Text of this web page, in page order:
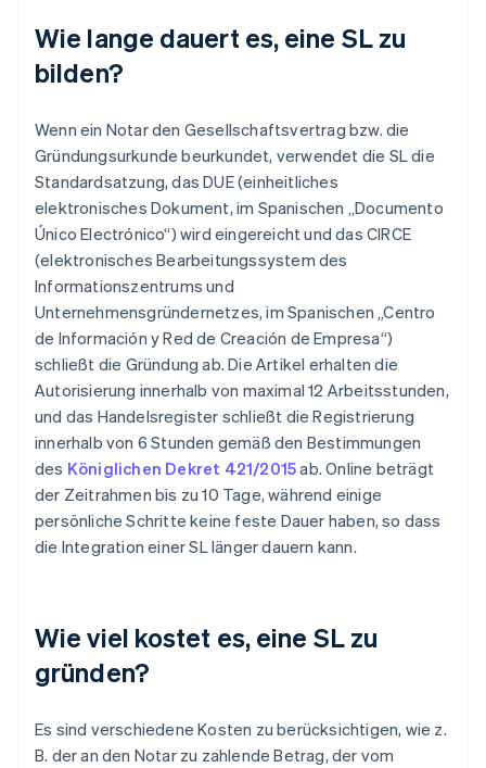
Wie lange dauert es, eine SL zu
bilden?
Wenn ein Notar den Gesellschaftsvertrag bzw. die
Gründungsurkunde beurkundet, verwendet die SL die
Standardsatzung, das DUE (einheitliches
elektronisches Dokument, im Spanischen „Documento
Único Electrónico“) wird eingereicht und das CIRCE
(elektronisches Bearbeitungssystem des
Informationszentrums und
Unternehmensgründernetzes, im Spanischen „Centro
de Información y Red de Creación de Empresa“)
schließt die Gründung ab. Die Artikel erhalten die
Autorisierung innerhalb von maximal 12 Arbeitsstunden,
und das Handelsregister schließt die Registrierung
innerhalb von 6 Stunden gemäß den Bestimmungen
des Königlichen Dekret 421/2015ab. Online beträgt
der Zeitrahmen bis zu 10 Tage, während einige
persönliche Schritte keine feste Dauer haben, so dass
die Integration einer SL länger dauern kann.
Wie viel kostet es, eine SL zu
gründen?
Es sind verschiedene Kosten zu berücksichtigen, wie z.
B. der an den Notar zu zahlende Betrag, der vom